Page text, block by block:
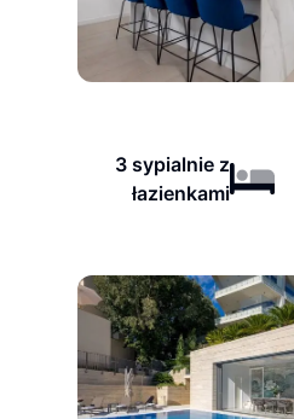
3 sypialnie z
łazienkami